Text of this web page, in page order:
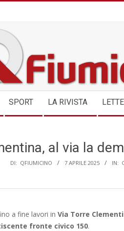
SPORT LA RIVISTA
al via la
DI: QFIUMICINO 7 APRILE 2025 IN:
a fine lavori in Via Torre
fronte civico 150.